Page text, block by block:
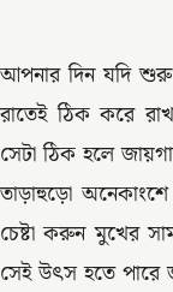
আপনার দিন যদি শুরু
রাতেই ঠিক করে
সেটা ঠিক হলে
তাড়াহুড়ো
চেষ্টা করুন মুখের
সেই উৎস হতে পারে